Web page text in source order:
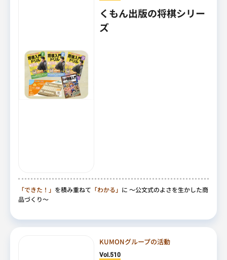
くもん出版の将棋シリー
ズ
「できた！」 を積み重ねて 「わかる」 に ～公文式のよさを生かした商
品づくり～
KUMONグループの活動
Vol.510